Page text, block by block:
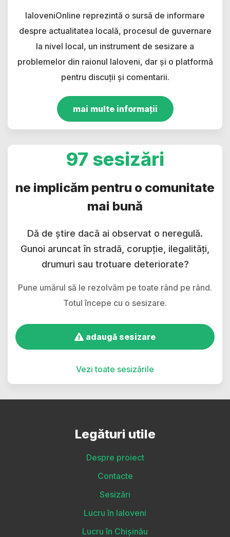
IaloveniOnline reprezintă o sursă de informare
despre actualitatea locală, procesul de guvernare
la nivel local, un instrument de sesizare a
problemelor din raionul Ialoveni, dar și o platformă
pentru discuții și comentarii.
mai multe informații
97 sesizări
ne implicăm pentru o comunitate
mai bună
Dă de știre dacă ai observat o neregulă.
Gunoi aruncat în stradă, corupție, ilegalități,
drumuri sau trotuare deteriorate?
Pune umărul să le rezolvăm pe toate rând pe rând.
Totul începe cu o sesizare.
adaugă sesizare
Vezi toate sesizările
Legături utile
Despre proiect
Contacte
Sesizări
Lucru în Ialoveni
Lucru în Chișinău